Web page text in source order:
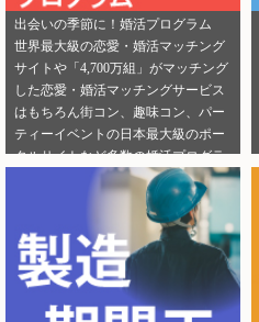
みはこちら」からご登録時のプロフ
ィール欄に 「独占案件・独占条件の
お知らせ」を見たという旨をご入力
ください。 メディパートナーにご登
録いただいている アフィリエイター
様は「お問い合わせはこちら」から
ご連絡ください。
出会いの季節に！婚活プログラム
世界最大級の恋愛・婚活マッチング
サイトや「4,700万組」がマッチング
した恋愛・婚活マッチングサービス
はもちろん街コン、趣味コン、パー
ティーイベントの日本最大級のポー
タルサイトなど多数の婚活プログラ
ムを取り扱っております！ 新規でご
登録いただくアフィリエイター様は
「お申込みはこちら」からご登録時
のプロフィール欄に注目のカテゴリ
を見たという旨をご入力ください。
メディパートナーにご登録いただい
ているアフィリエイター様は「お問